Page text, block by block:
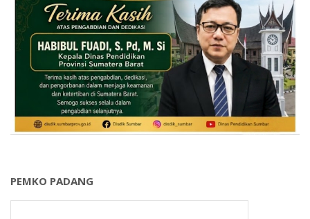
PEMKO PADANG